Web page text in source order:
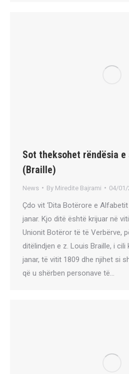
Sot theksohet rëndësia
(Braille)
News By Miredite Bajrami 04/01/
Çdo vit ‘Dita Botërore e
janar. Kjo ditë është krijuar në
Unionit Botëror të të Verbërve,
ditëlindjen e z. Louis Braille, i
janar, të vitit 1809 dhe njihet si
që u shërben personave të…